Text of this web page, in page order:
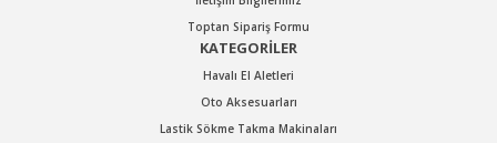
Toptan Sipariş Formu
KATEGORİLER
Havalı El Aletleri
Oto Aksesuarları
Lastik Sökme Takma Makinaları